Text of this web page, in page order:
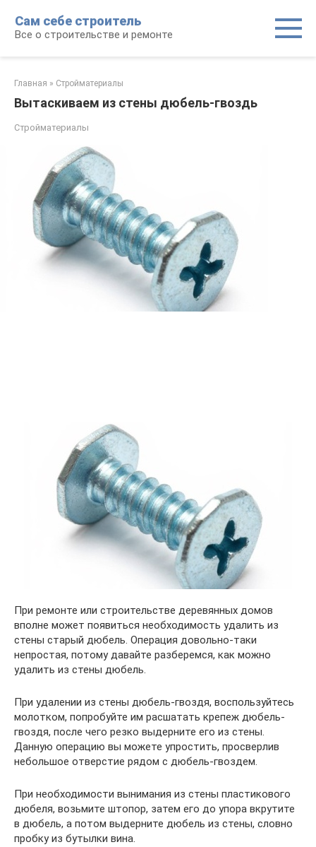
контенту
Сам себе строитель
Все о строительстве и ремонте
Главная » Стройматериалы
Вытаскиваем из стены дюбель-гвоздь
Стройматериалы
При ремонте или строительстве деревянных домов
вполне может появиться необходимость удалить из
стены старый дюбель. Операция довольно-таки
непростая, потому давайте разберемся, как можно
удалить из стены дюбель.
При удалении из стены дюбель-гвоздя, воспользуйтесь
молотком, попробуйте им расшатать крепеж дюбель-
гвоздя, после чего резко выдерните его из стены.
Данную операцию вы можете упростить, просверлив
небольшое отверстие рядом с дюбель-гвоздем.
При необходимости вынимания из стены пластикового
дюбеля, возьмите штопор, затем его до упора вкрутите
в дюбель, а потом выдерните дюбель из стены, словно
пробку из бутылки вина.